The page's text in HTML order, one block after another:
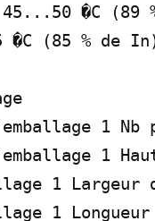
�C (89
�C (85 % de
1 Nb
1
1 Largeur
1 Longueur